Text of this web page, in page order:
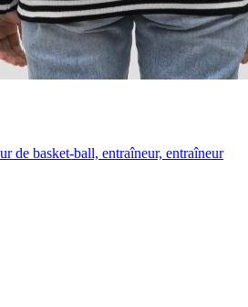
de basket-ball, entraîneur, entraîneur